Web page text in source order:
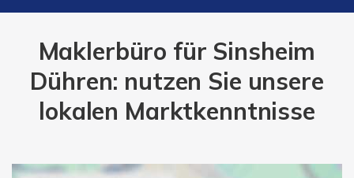
Maklerbüro für Sinsheim
Dühren: nutzen Sie unsere
lokalen Marktkenntnisse